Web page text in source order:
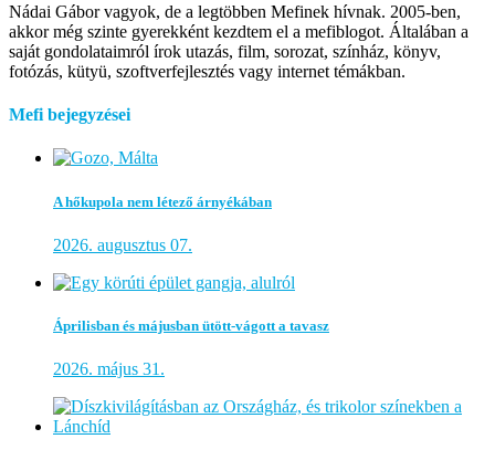
Nádai Gábor vagyok, de a legtöbben Mefinek hívnak. 2005-ben,
akkor még szinte gyerekként kezdtem el a mefiblogot. Általában a
saját gondolataimról írok utazás, film, sorozat, színház, könyv,
fotózás, kütyü, szoftverfejlesztés vagy internet témákban.
Mefi bejegyzései
A hőkupola nem létező árnyékában
2026. augusztus 07.
Áprilisban és májusban ütött-vágott a tavasz
2026. május 31.